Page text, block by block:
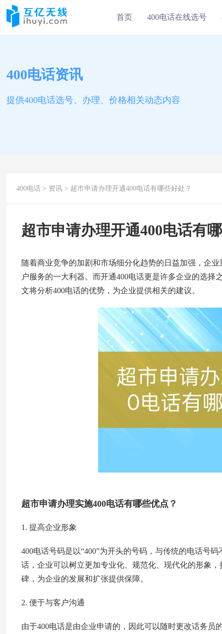
首页 400电话在线选号
400电话资讯
提供400电话选号、办理、价格相关动态内容
400电话 > 资讯 > 超市申请办理开通400电话有哪些好处？
超市申请办理开通400电话有
随着商业竞争的加剧和市场细分化趋势的日益加强，企
户服务的一大利器。而开通400电话更是许多企业的选
文将分析400电话的优势，为企业提供相关的建议。
超市申请办理实施400电话有哪些优点？
1. 提高企业形象
400电话号码是以“400”为开头的号码，与传统的电话号
话，企业可以树立更加专业化、规范化、现代化的形象
碑，为企业的发展和扩张提供保障。
2. 便于与客户沟通
由于400电话是由企业申请的，因此可以随时更改话务